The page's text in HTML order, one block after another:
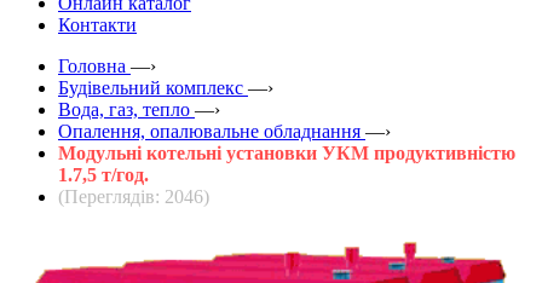
Контакти
Головна —›
Будівельний комплекс —›
Вода, газ, тепло —›
Опалення, опалювальне обладнання —›
Модульні котельні установки УКМ продуктивністю
1.7,5 т/год.
(Переглядів: 2046)